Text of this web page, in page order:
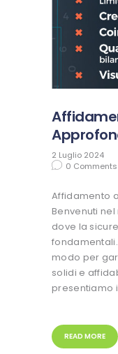
2 Luglio 2024
0 Comments
Affidamento
Benvenuti
dove la
modo per
solidi e
presentiamo
READ MORE